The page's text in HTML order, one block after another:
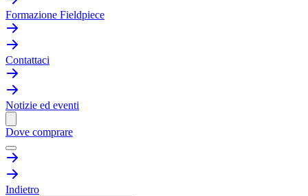
Formazione Fieldpiece
Contattaci
Notizie ed eventi
Dove comprare
Indietro